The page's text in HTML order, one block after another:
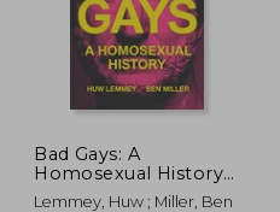
5%
dcto.
Bad Gays: A
Homosexual History
(en Inglés)
Lemmey, Huw ; Miller, Ben